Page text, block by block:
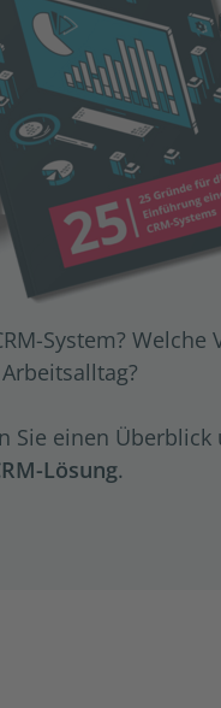
System? Welche
Sie einen Überblick
Lösung.